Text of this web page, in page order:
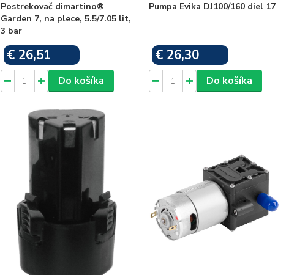
Postrekovač dimartino®
Garden 7, na plece, 5.5/7.05 lit,
3 bar
€ 26,51
Do košíka
Pumpa Evika DJ100/160 diel 17
€ 26,30
Do košíka